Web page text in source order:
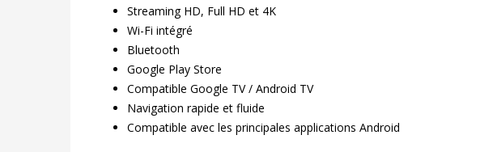
Streaming HD, Full HD et 4K
Wi-Fi intégré
Bluetooth
Google Play Store
Compatible Google TV / Android TV
Navigation rapide et fluide
Compatible avec les principales applications Android